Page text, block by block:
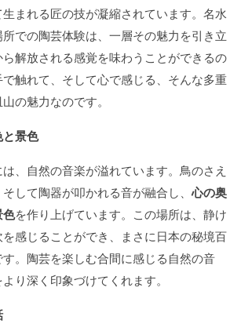
まれる匠の技が凝縮されています。名水
での陶芸体験は、一層その魅力を引き立
解放される感覚を味わうことができるの
触れて、そして心で感じる、そんな多重
の魅力なのです。
景色
、自然の音楽が溢れています。鳥のさえ
して陶器が叩かれる音が融合し、心の奥
色を作り上げています。この場所は、静け
感じることができ、まさに日本の秘境百
。陶芸を楽しむ合間に感じる自然の音
り深く印象づけてくれます。